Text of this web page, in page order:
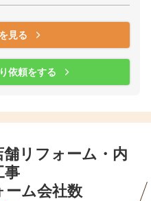
見る
依頼をする
リフォーム・内
事
ーム会社数